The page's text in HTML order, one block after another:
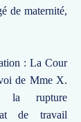
de maternité,
: La Cour
de Mme X.
la rupture
de travail